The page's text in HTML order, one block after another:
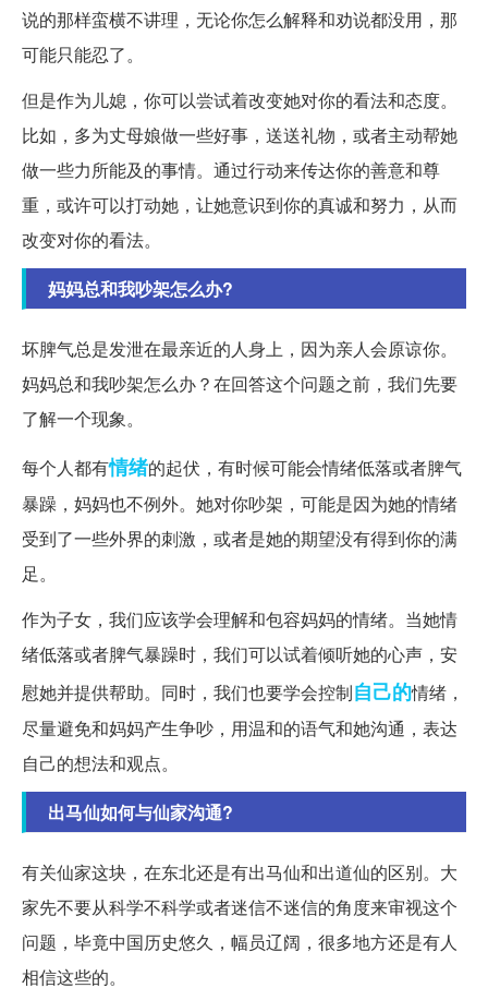
说的那样蛮横不讲理，无论你怎么解释和劝说都没用，那
可能只能忍了。
但是作为儿媳，你可以尝试着改变她对你的看法和态度。
比如，多为丈母娘做一些好事，送送礼物，或者主动帮她
做一些力所能及的事情。通过行动来传达你的善意和尊
重，或许可以打动她，让她意识到你的真诚和努力，从而
改变对你的看法。
妈妈总和我吵架怎么办?
坏脾气总是发泄在最亲近的人身上，因为亲人会原谅你。
妈妈总和我吵架怎么办？在回答这个问题之前，我们先要
了解一个现象。
每个人都有情绪的起伏，有时候可能会情绪低落或者脾气
暴躁，妈妈也不例外。她对你吵架，可能是因为她的情绪
受到了一些外界的刺激，或者是她的期望没有得到你的满
足。
作为子女，我们应该学会理解和包容妈妈的情绪。当她情
绪低落或者脾气暴躁时，我们可以试着倾听她的心声，安
慰她并提供帮助。同时，我们也要学会控制自己的情绪，
尽量避免和妈妈产生争吵，用温和的语气和她沟通，表达
自己的想法和观点。
出马仙如何与仙家沟通?
有关仙家这块，在东北还是有出马仙和出道仙的区别。大
家先不要从科学不科学或者迷信不迷信的角度来审视这个
问题，毕竟中国历史悠久，幅员辽阔，很多地方还是有人
相信这些的。